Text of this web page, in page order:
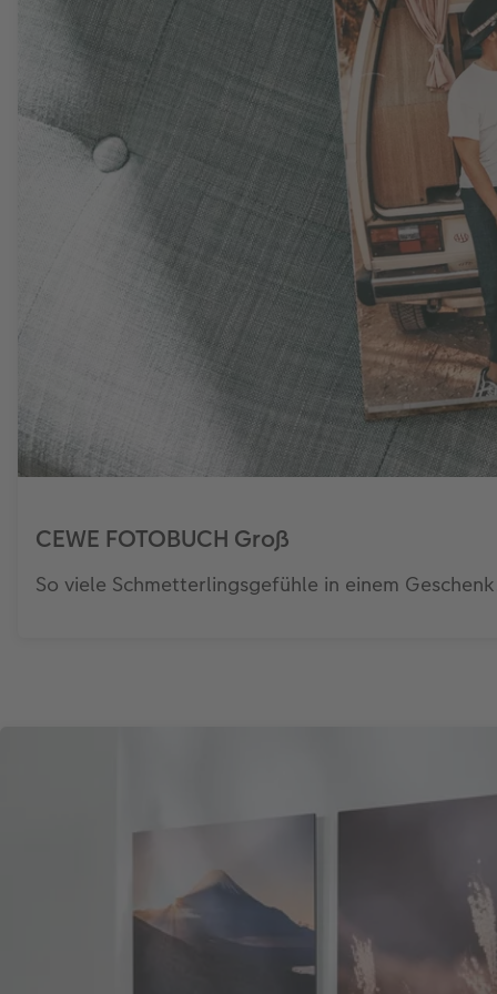
CEWE FOTOBUCH Groß
So viele Schmetterlingsgefühle in einem